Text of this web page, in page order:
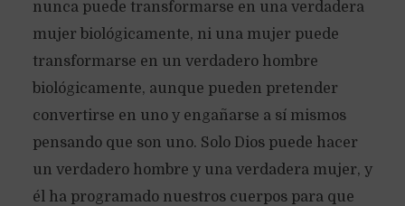
nunca puede transformarse en una verdadera
mujer biológicamente, ni una mujer puede
transformarse en un verdadero hombre
biológicamente, aunque pueden pretender
convertirse en uno y engañarse a sí mismos
pensando que son uno. Solo Dios puede hacer
un verdadero hombre y una verdadera mujer, y
él ha programado nuestros cuerpos para que